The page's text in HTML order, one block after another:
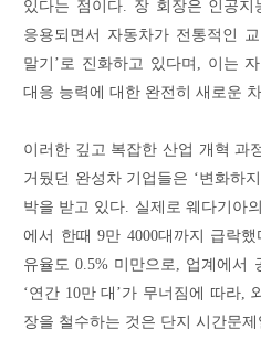
있다는 점이다. 장 회장은 인공지
응용되면서 자동차가 전통적인
말기’로 진화하고 있다며, 이는
대응 능력에 대한 완전히 새로운
이러한 깊고 복잡한 산업 개혁 과
거뒀던 완성차 기업들은 ‘변화하
박을 받고 있다. 실제로 웨다기아
에서 한때 9만 4000대까지 급락
유율도 0.5% 미만으로, 업계에서
‘연간 10만 대’가 무너짐에 따라,
장을 철수하는 것은 단지 시간문